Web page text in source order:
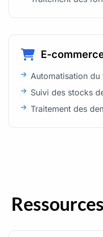
E-
Automatisation
Suivi des stocks
Traitement des